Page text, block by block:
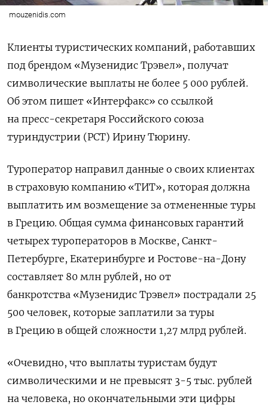
mouzenidis.com
Клиенты туристических компаний, работавших
под брендом «Музенидис Трэвел», получат
символические выплаты не более 5 000 рублей.
Об этом пишет «Интерфакс» со ссылкой
на пресс-секретаря Российского союза
туриндустрии (РСТ) Ирину Тюрину.
Туроператор направил данные о своих клиентах
в страховую компанию «ТИТ», которая должна
выплатить им возмещение за отмененные туры
в Грецию. Общая сумма финансовых гарантий
четырех туроператоров в Москве, Санкт-
Петербурге, Екатеринбурге и Ростове-на-Дону
составляет 80 млн рублей, но от
банкротства «Музенидис Трэвел» пострадали 25
500 человек, которые заплатили за туры
в Грецию в общей сложности 1,27 млрд рублей.
«Очевидно, что выплаты туристам будут
символическими и не превысят 3-5 тыс. рублей
на человека, но окончательными эти цифры